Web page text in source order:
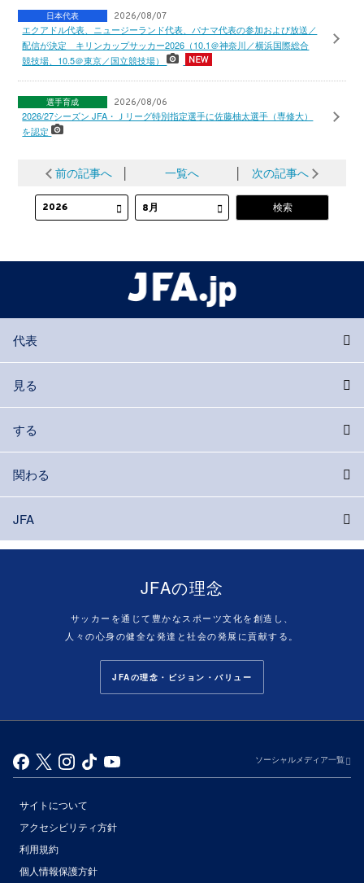
日本代表 2026/08/07
エクアドル代表、ニュージーランド代表、パナマ代表の参加および放送／
配信が決定 キリンカップサッカー2026（10.1＠神奈川／横浜国際総合
競技場、10.5＠東京／国立競技場）
選手育成 2026/08/06
2026/27シーズン JFA・Ｊリーグ特別指定選手に佐藤柚太選手（専修大）
を認定
前の記事へ 一覧へ 次の記事へ
代表
見る
する
関わる
JFA
JFAの理念
サッカーを通じて豊かなスポーツ文化を創造し、
人々の心身の健全な発達と社会の発展に貢献する。
JFAの理念・ビジョン・バリュー
ソーシャルメディア一覧
サイトについて
アクセシビリティ方針
利用規約
個人情報保護方針